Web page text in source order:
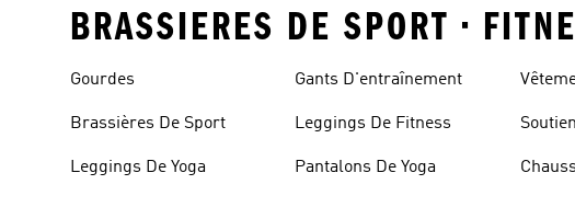
BRASSIERES DE SPORT •
Gourdes
Brassières De Sport
Leggings De Yoga
Gants D'entraînement
Leggings De Fitness
Pantalons De Yoga